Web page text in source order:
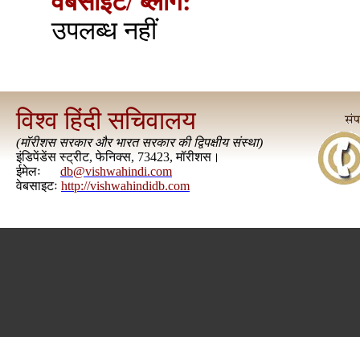
उपलब्ध नहीं
विश्व हिंदी सचिवालय
(मॉरीशस सरकार और भारत सरकार की द्विपक्षीय संस्था)
इंडिपेंडेंस स्ट्रीट, फेनिक्स, 73423, मॉरीशस।
ईमेलः
db@vishwahindi.com
वेबसाइटः http://vishwahindidb.com